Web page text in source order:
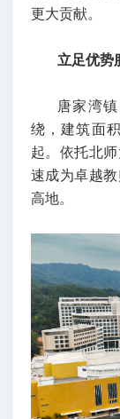
更大贡献。
立足优势
唐家湾
绕，建筑面
起。依托北
速成为卓越
高地。